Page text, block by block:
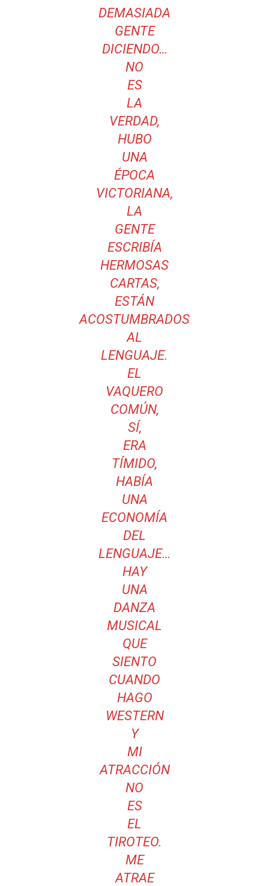
DEMASIADA
GENTE
DICIENDO…
NO
ES
LA
VERDAD,
HUBO
UNA
ÉPOCA
VICTORIANA,
LA
GENTE
ESCRIBÍA
HERMOSAS
CARTAS,
ESTÁN
ACOSTUMBRADOS
AL
LENGUAJE.
EL
VAQUERO
COMÚN,
SÍ,
ERA
TÍMIDO,
HABÍA
UNA
ECONOMÍA
DEL
LENGUAJE…
HAY
UNA
DANZA
MUSICAL
QUE
SIENTO
CUANDO
HAGO
WESTERN
Y
MI
ATRACCIÓN
NO
ES
EL
TIROTEO.
ME
ATRAE